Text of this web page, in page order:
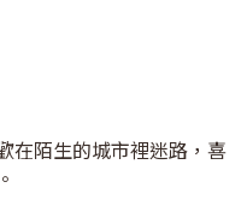
在陌生的城市裡迷路，喜